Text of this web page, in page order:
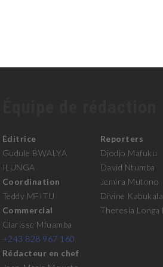
Éditrice
Gudule BWALYA
ILUNGA
Coordination
Teddy MFITU
Commercial
Clarisse Mfuamba
+243 828 967 160
Rédacteur en chef
Reporters
Djodjo Mafuku
David Ntumba
Jemira Mutono
Divine Kabukala
Theresia Longa